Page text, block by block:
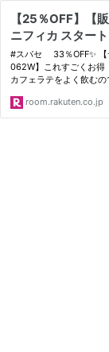
【25％OFF】【
ニフィカ スター
22062W] |
から挽く エスプ
自動 コーヒー豆
ーマシン コーヒー
#スパセ 33％OFF✨ 【
062W】これすごくお得
カフェラテをよく飲む
ちカフェがもっと充実 #デロンギ #マグニフィカ #カフェラテ #
お…
room.rakuten.co.jp